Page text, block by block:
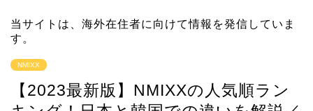
当サイトは、海外在住者に向けて情報を発信していま
す。
NMIXX
【2023最新版】NMIXXの人気順ラン